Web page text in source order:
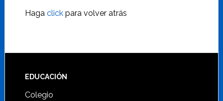
Haga clickpara volver atrás
Footer
EDUCACIÓN
Colegio